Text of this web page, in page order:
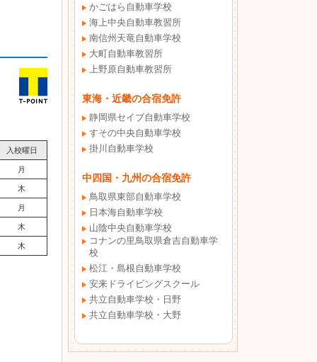
入校曜日
月
木
月
木
木
かごはら自動車学校
海上中央自動車教習所
南信州天竜自動車学校
大町自動車教習所
上野原自動車教習所
東海・近畿の合宿免許
静岡県セイブ自動車学校
すその中央自動車学校
掛川自動車学校
中四国・九州の合宿免許
鳥取県東部自動車学校
日本海自動車学校
山陰中央自動車学校
コナンの里鳥取県倉吉自動車学
校
松江・島根自動車学校
安来ドライビングスクール
共立自動車学校・日野
共立自動車学校・大野